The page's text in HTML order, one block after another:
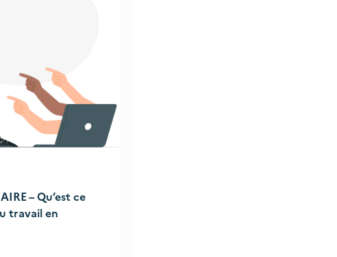
– Qu’est ce
travail en